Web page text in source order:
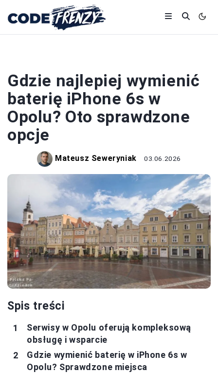
Gdzie najlepiej wymienić
baterię iPhone 6s w
Opolu? Oto sprawdzone
opcje
Mateusz Seweryniak 03.06.2026
Spis treści
Serwisy w Opolu oferują kompleksową
obsługę i wsparcie
Gdzie wymienić baterię w iPhone 6s w
Opolu? Sprawdzone miejsca